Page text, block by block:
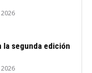
la segunda edición